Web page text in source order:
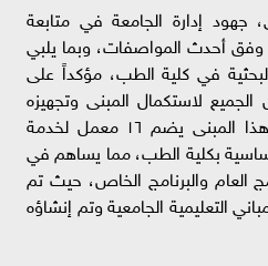
جهود إدارة الجامعة في متابعة
وفق أحدث المواصفات، وبما يلبي
في كلية الطب، مؤكداً على
لاستكمال المبنى وتجهيزه
بأسرع وقت، مشيراً إلى أن هذا المبنى يضم ١٦ معمل لخدمة
بكلية الطب، مما يساهم في
العام والبرنامج الخاص، حيث تم
التعليمية الجامعية وتم إنشاؤه